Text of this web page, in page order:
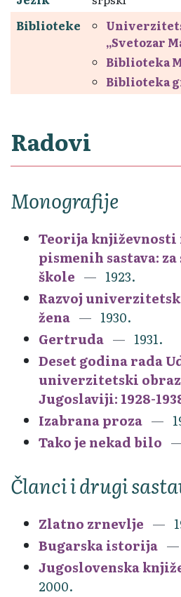
Biblioteke
„Svetozar
Biblioteka
Biblioteka
Radovi
Monografije
Teorija književnosti
pismenih sastava:
škole
1923.
Razvoj
žena
1930.
Gertruda
1931.
Deset godina rada
univerzitetski
Jugoslaviji: 1928-
Izabrana proza
Tako je nekad bilo
Članci i drugi
Zlatno zrnevlje
Bugarska istorija
Jugoslovenska
2000.